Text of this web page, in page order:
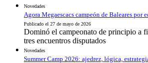
Novedades
Agora Megaescacs campeón de Baleares por
Publicado el 27 de mayo de 2026
Dominó el campeonato de principio a
tres encuentros disputados
Novedades
Summer Camp 2026: ajedrez, lógica,